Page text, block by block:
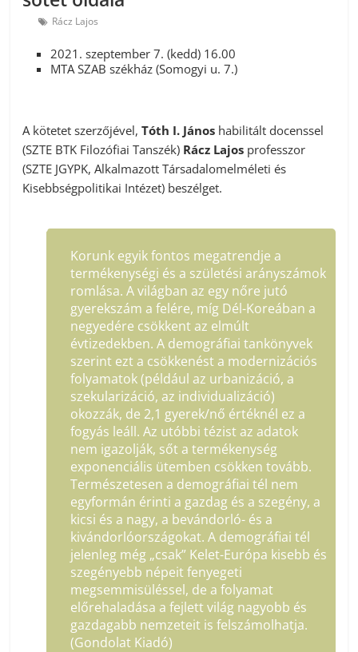
Rácz Lajos
2021. szeptember 7. (kedd) 16.00
MTA SZAB székház (Somogyi u. 7.)
A kötetet szerzőjével,Tóth I. János habilitált docenssel
(SZTE BTK Filozófiai Tanszék) Rácz Lajos professzor
(SZTE JGYPK, Alkalmazott Társadalomelméleti és
Kisebbségpolitikai Intézet) beszélget.
Korunk egyik fontos megatrendje a
termékenységi és a születési arányszámok
romlása. A világban az egy nőre jutó
gyerekszám a felére, míg Dél-Koreában a
negyedére csökkent az elmúlt
évtizedekben. A demográfiai tankönyvek
szerint ezt a csökkenést a modernizációs
folyamatok (például az urbanizáció, a
szekularizáció, az individualizáció)
okozzák, de 2,1 gyerek/nő értéknél ez a
fogyás leáll. Az utóbbi tézist az adatok
nem igazolják, sőt a termékenység
exponenciális ütemben csökken tovább.
Természetesen a demográfiai tél nem
egyformán érinti a gazdag és a szegény, a
kicsi és a nagy, a bevándorló- és a
kivándorlóországokat. A demográfiai tél
jelenleg még „csak” Kelet-Európa kisebb és
szegényebb népeit fenyegeti
megsemmisüléssel, de a folyamat
előrehaladása a fejlett világ nagyobb és
gazdagabb nemzeteit is felszámolhatja.
(Gondolat Kiadó)